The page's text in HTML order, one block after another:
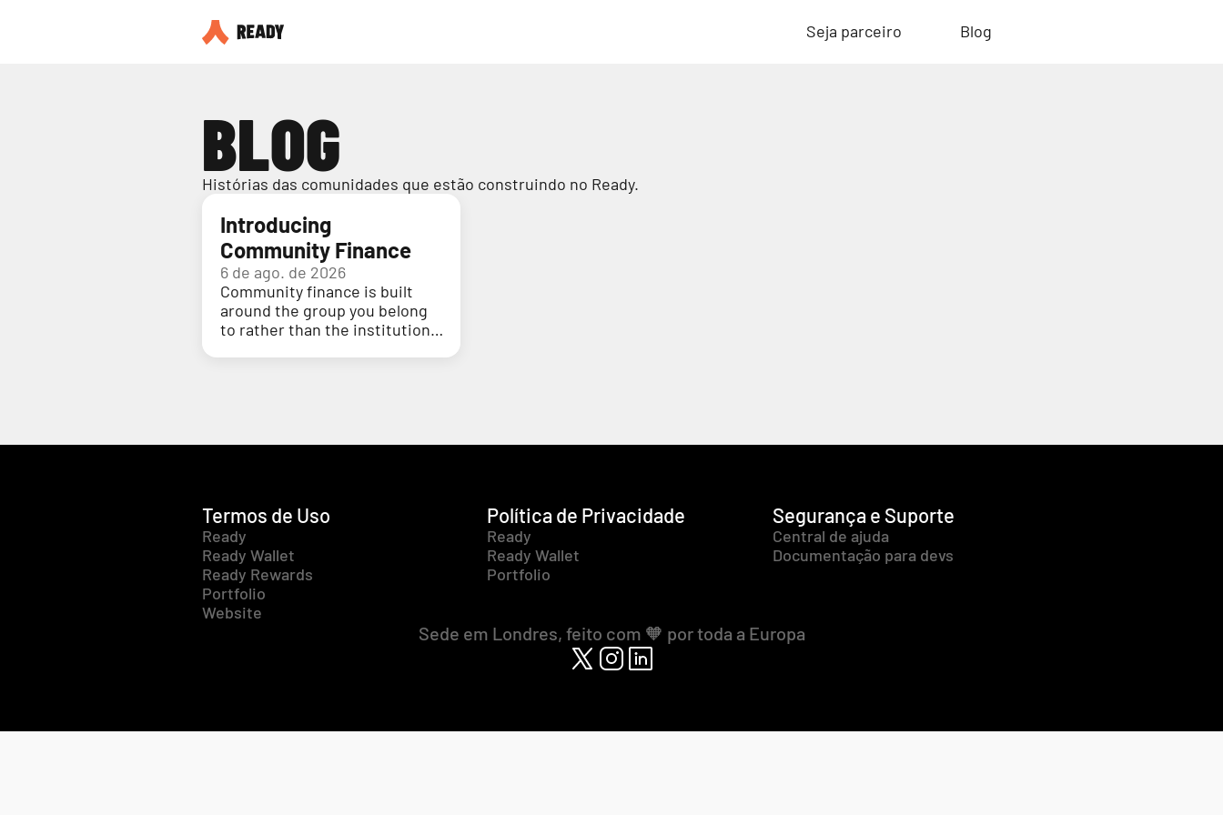
Seja parceiro Blog
BLOG
Histórias das comunidades que estão construindo no Ready.
Introducing
Community Finance
6 de ago. de 2026
Community finance is built
around the group you belong
to rather than the institution
Termos de Uso
Ready
Ready Wallet
Ready Rewards
Portfolio
Website
Política de Privacidade
Ready
Ready Wallet
Portfolio
Segurança e Suporte
Central de ajuda
Documentação para devs
Sede em Londres, feito com 🧡 por toda a Europa